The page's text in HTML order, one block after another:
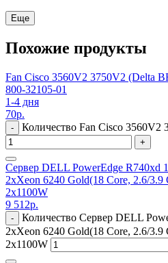
Еще
Похожие продукты
Fan Cisco 3560V2 3750V2 (Delta
800-32105-01
1-4 дня
70р.
- Количество Fan Cisco
+
Сервер DELL PowerEdge R740xd
2xXeon 6240 Gold(18 Core, 2.6/
2x1100W
9 512р.
-
Количество Сервер DELL
2xXeon 6240 Gold(18 Core, 2.6/
2x1100W